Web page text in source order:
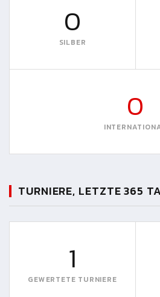
0
SILBER
0
TURNIERE, LETZTE 365
1
GEWERTETE TURNIERE